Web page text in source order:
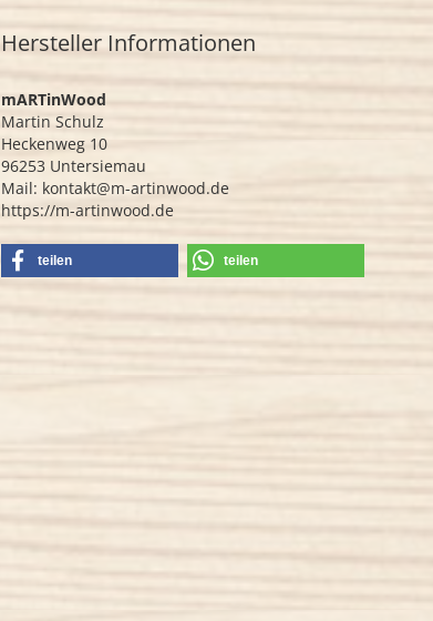
Hersteller Informationen
mARTinWood
Martin Schulz
Heckenweg 10
96253 Untersiemau
Mail: kontakt@m-artinwood.de
https://m-artinwood.de
teilen teilen